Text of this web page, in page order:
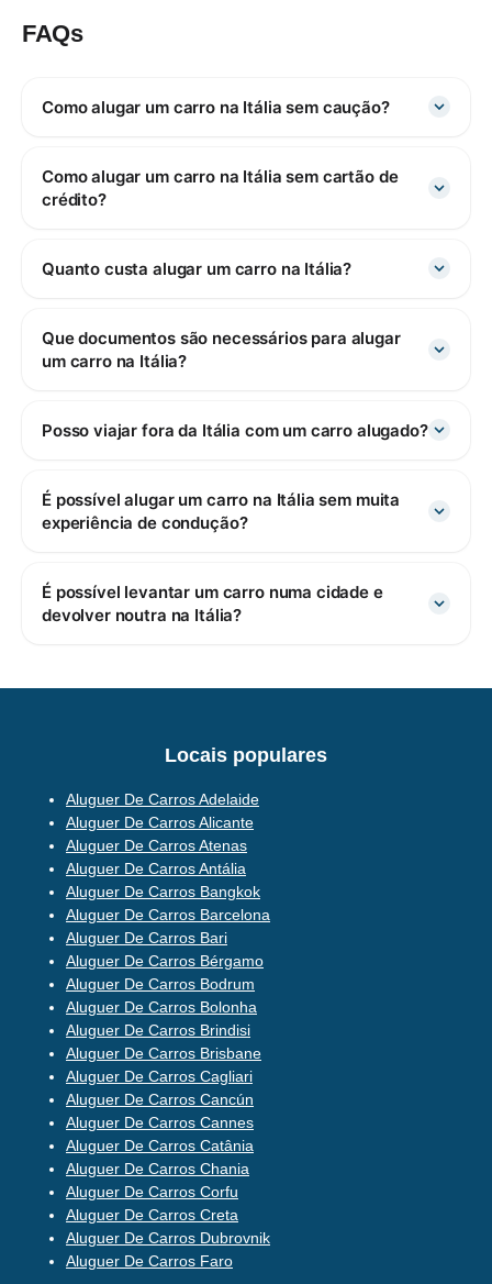
FAQs
Como alugar um carro na Itália sem caução?
Como alugar um carro na Itália sem cartão de
crédito?
Quanto custa alugar um carro na Itália?
Que documentos são necessários para alugar
um carro na Itália?
Posso viajar fora da Itália com um carro alugado?
É possível alugar um carro na Itália sem muita
experiência de condução?
É possível levantar um carro numa cidade e
devolver noutra na Itália?
Locais populares
Aluguer De Carros Adelaide
Aluguer De Carros Alicante
Aluguer De Carros Atenas
Aluguer De Carros Antália
Aluguer De Carros Bangkok
Aluguer De Carros Barcelona
Aluguer De Carros Bari
Aluguer De Carros Bérgamo
Aluguer De Carros Bodrum
Aluguer De Carros Bolonha
Aluguer De Carros Brindisi
Aluguer De Carros Brisbane
Aluguer De Carros Cagliari
Aluguer De Carros Cancún
Aluguer De Carros Cannes
Aluguer De Carros Catânia
Aluguer De Carros Chania
Aluguer De Carros Corfu
Aluguer De Carros Creta
Aluguer De Carros Dubrovnik
Aluguer De Carros Faro